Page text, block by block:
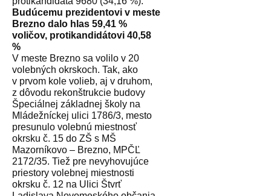
Budúcemu prezidentovi v meste
Brezno dalo hlas 59,41 %
voličov, protikandidátovi 40,58
%
V meste Brezno sa volilo v 20
volebných okrskoch. Tak, ako
v prvom kole volieb, aj v druhom,
z dôvodu rekonštrukcie budovy
Špeciálnej základnej školy na
Mládežníckej ulici 1786/3, mesto
presunulo volebnú miestnosť
okrsku č. 15 do ZŠ s MŠ
Mazorníkovo – Brezno, MPČĽ
2172/35. Tiež pre nevyhovujúce
priestory volebnej miestnosti
okrsku č. 12 na Ulici Štvrť